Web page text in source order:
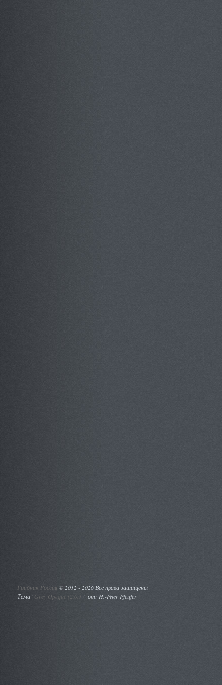
Грибник России ©2012 - 2026 Все права защищены
Тема "Grey Opaque (2.0.1)" от: H.-Peter Pfeufer